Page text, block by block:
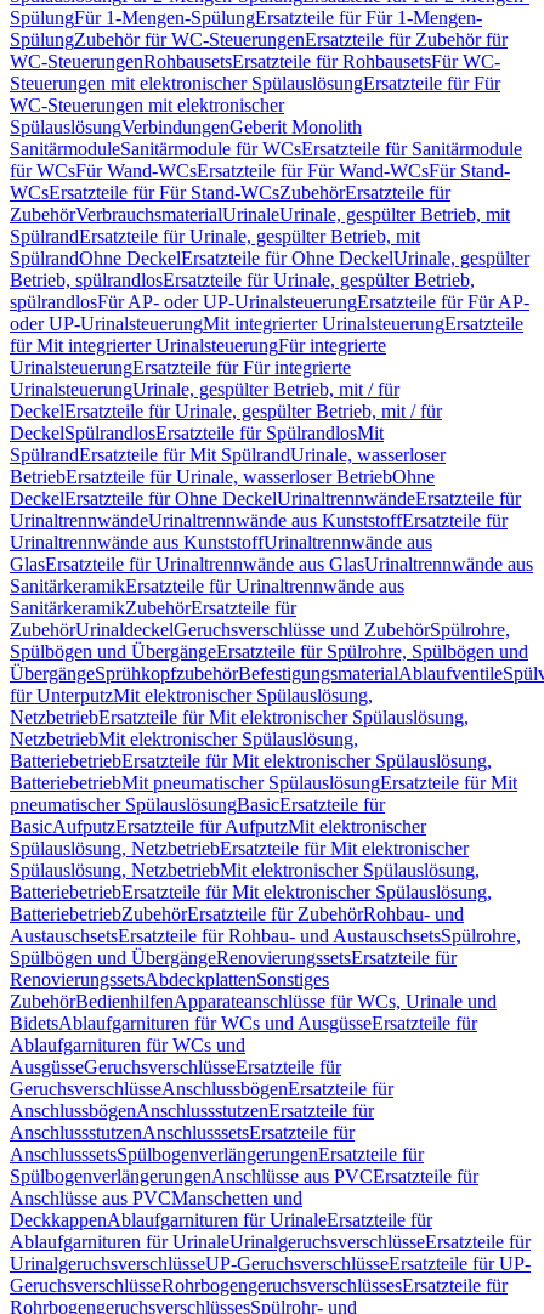
SpülungFür 1-Mengen-SpülungErsatzteile für Für 1-Mengen-
SpülungZubehör für WC-SteuerungenErsatzteile für Zubehör für
WC-SteuerungenRohbausetsErsatzteile für RohbausetsFür WC-
Steuerungen mit elektronischer SpülauslösungErsatzteile für Für
WC-Steuerungen mit elektronischer
SpülauslösungVerbindungenGeberit Monolith
SanitärmoduleSanitärmodule für WCsErsatzteile für Sanitärmodule
für WCsFür Wand-WCsErsatzteile für Für Wand-WCsFür Stand-
WCsErsatzteile für Für Stand-WCsZubehörErsatzteile für
ZubehörVerbrauchsmaterialUrinaleUrinale, gespülter Betrieb, mit
SpülrandErsatzteile für Urinale, gespülter Betrieb, mit
SpülrandOhne DeckelErsatzteile für Ohne DeckelUrinale, gespülter
Betrieb, spülrandlosErsatzteile für Urinale, gespülter Betrieb,
spülrandlosFür AP- oder UP-UrinalsteuerungErsatzteile für Für AP-
oder UP-UrinalsteuerungMit integrierter UrinalsteuerungErsatzteile
für Mit integrierter UrinalsteuerungFür integrierte
UrinalsteuerungErsatzteile für Für integrierte
UrinalsteuerungUrinale, gespülter Betrieb, mit / für
DeckelErsatzteile für Urinale, gespülter Betrieb, mit / für
DeckelSpülrandlosErsatzteile für SpülrandlosMit
SpülrandErsatzteile für Mit SpülrandUrinale, wasserloser
BetriebErsatzteile für Urinale, wasserloser BetriebOhne
DeckelErsatzteile für Ohne DeckelUrinaltrennwändeErsatzteile für
UrinaltrennwändeUrinaltrennwände aus KunststoffErsatzteile für
Urinaltrennwände aus KunststoffUrinaltrennwände aus
GlasErsatzteile für Urinaltrennwände aus GlasUrinaltrennwände aus
SanitärkeramikErsatzteile für Urinaltrennwände aus
SanitärkeramikZubehörErsatzteile für
ZubehörUrinaldeckelGeruchsverschlüsse und ZubehörSpülrohre,
Spülbögen und ÜbergängeErsatzteile für Spülrohre, Spülbögen und
ÜbergängeSprühkopfzubehörBefestigungsmaterialAblaufventile
für UnterputzMit elektronischer Spülauslösung,
NetzbetriebErsatzteile für Mit elektronischer Spülauslösung,
NetzbetriebMit elektronischer Spülauslösung,
BatteriebetriebErsatzteile für Mit elektronischer Spülauslösung,
BatteriebetriebMit pneumatischer SpülauslösungErsatzteile für Mit
pneumatischer SpülauslösungBasicErsatzteile für
BasicAufputzErsatzteile für AufputzMit elektronischer
Spülauslösung, NetzbetriebErsatzteile für Mit elektronischer
Spülauslösung, NetzbetriebMit elektronischer Spülauslösung,
BatteriebetriebErsatzteile für Mit elektronischer Spülauslösung,
BatteriebetriebZubehörErsatzteile für ZubehörRohbau- und
AustauschsetsErsatzteile für Rohbau- und AustauschsetsSpülrohre,
Spülbögen und ÜbergängeRenovierungssetsErsatzteile für
RenovierungssetsAbdeckplattenSonstiges
ZubehörBedienhilfenApparateanschlüsse für WCs, Urinale und
BidetsAblaufgarnituren für WCs und AusgüsseErsatzteile für
Ablaufgarnituren für WCs und
AusgüsseGeruchsverschlüsseErsatzteile für
GeruchsverschlüsseAnschlussbögenErsatzteile für
AnschlussbögenAnschlussstutzenErsatzteile für
AnschlussstutzenAnschlusssetsErsatzteile für
AnschlusssetsSpülbogenverlängerungenErsatzteile für
SpülbogenverlängerungenAnschlüsse aus PVCErsatzteile für
Anschlüsse aus PVCManschetten und
DeckkappenAblaufgarnituren für UrinaleErsatzteile für
Ablaufgarnituren für UrinaleUrinalgeruchsverschlüsseErsatzteile für
UrinalgeruchsverschlüsseUP-GeruchsverschlüsseErsatzteile für UP-
GeruchsverschlüsseRohrbogengeruchsverschlüssesErsatzteile für
RohrbogengeruchsverschlüssesSpülrohr- und